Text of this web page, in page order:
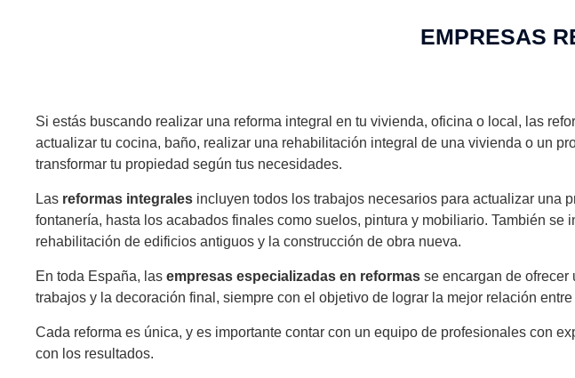
EMPRESAS
Si estás buscando realizar una reforma integral en tu vivienda, oficina o local, las
actualizar tu cocina, baño, realizar una rehabilitación integral de una vivienda o un
transformar tu propiedad según tus necesidades.
Las reformas integrales incluyen todos los trabajos necesarios para actualizar una
fontanería, hasta los acabados finales como suelos, pintura y mobiliario. También
rehabilitación de edificios antiguos y la construcción de obra nueva.
En toda España, las empresas especializadas en reformas se encargan de
trabajos y la decoración final, siempre con el objetivo de lograr la mejor relación
Cada reforma es única, y es importante contar con un equipo de profesionales con
con los resultados.